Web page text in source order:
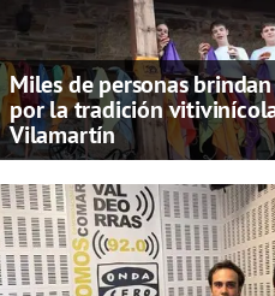
Miles de personas
por la tradición
Vilamartín